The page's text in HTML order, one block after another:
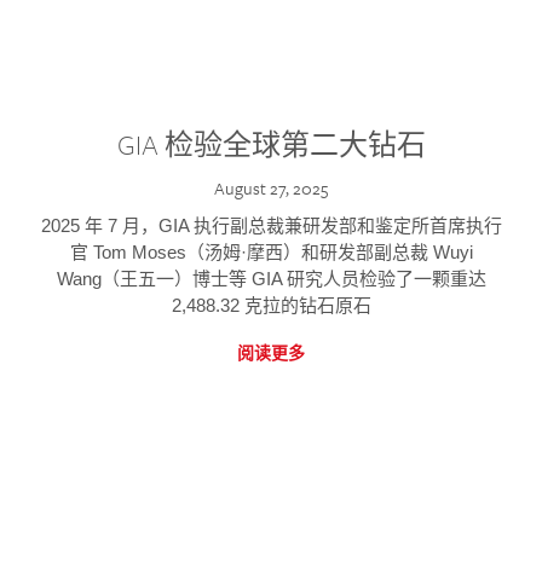
GIA 检验全球第二大钻石
August 27, 2025
2025 年 7 月，GIA 执行副总裁兼研发部和鉴定所首席执行
官 Tom Moses（汤姆·摩西）和研发部副总裁 Wuyi
Wang（王五一）博士等 GIA 研究人员检验了一颗重达
2,488.32 克拉的钻石原石
阅读更多